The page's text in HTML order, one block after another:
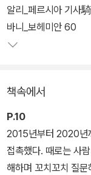
람들과 다른 삶을 사
진을 찍었다.
<노 시그널>. ‘노래하
시 책 속의 인물들과
천사에서 정의했듯 <
자 ‘그가 만난 낯설고
알리_페르시아 기사
바니_보헤미안 60
책속에서
P.10
2015년부터 2020년
접촉했다. 때로는 사
해하며 꼬치꼬치 질